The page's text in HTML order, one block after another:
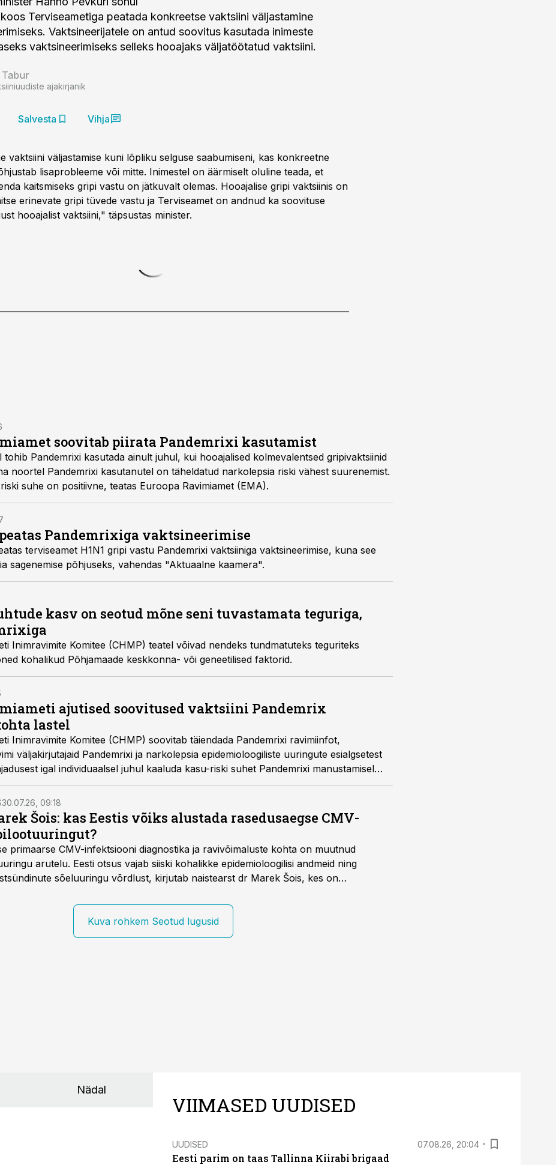
Terviseametiga peatada konkreetse vaktsiini väljastamine
Vaktsineerijatele on antud soovitus kasutada inimeste
vaktsineerimiseks selleks hooajaks väljatöötatud vaktsiini.
ajakirjanik
Salvesta Vihja
vaktsiini väljastamise kuni lõpliku selguse saabumiseni, kas konkreetne
lisaprobleeme või mitte. Inimestel on äärmiselt oluline teada, et
kaitsmiseks gripi vastu on jätkuvalt olemas. Hooajalise gripi vaktsiinis on
erinevate gripi tüvede vastu ja Terviseamet on andnud ka soovituse
hooajalist vaktsiini," täpsustas minister.
soovitab piirata Pandemrixi kasutamist
kui hooajalised kolmevalentsed gripivaktsiinid
Ravimi üldine kasu-riski suhe on positiivne, teatas Euroopa Ravimiamet (EMA).
Pandemrixiga vaktsineerimise
Pandemrixi vaktsiiniga vaktsineerimise, kuna see
sagenemise põhjuseks, vahendas "Aktuaalne kaamera".
kasv on seotud mõne seni tuvastamata teguriga,
teatel võivad nendeks tundmatuteks teguriteks
tõenäoliselt olla mõned kohalikud Põhjamaade keskkonna- või geneetilised faktorid.
ajutised soovitused vaktsiini Pandemrix
lastel
soovitab täiendada Pandemrixi ravimiinfot,
esialgsetest
juhul kaaluda kasu-riski suhet Pandemrixi manustamisel
Euroopa uuringu tulemused, mida on
oodata juulis 2011.a.
30.07.26, 09:18
Šois: kas Eestis võiks alustada rasedusaegse CMV-
primaarse CMV-infektsiooni diagnostika ja ravivõimaluste kohta on muutnud
arutelu. Eesti otsus vajab siiski kohalikke epidemioloogilisi andmeid ning
sõeluuringu võrdlust, kirjutab naistearst dr Marek Šois, kes on
Kuva rohkem Seotud lugusid
Nädal
VIIMASED UUDISED
UUDISED 07.08.26, 20:04
Eesti parim on taas Tallinna Kiirabi brigaad